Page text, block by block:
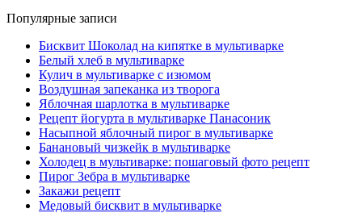
Популярные записи
Бисквит Шоколад на кипятке в мультиварке
Белый хлеб в мультиварке
Кулич в мультиварке с изюмом
Воздушная запеканка из творога
Яблочная шарлотка в мультиварке
Рецепт йогурта в мультиварке Панасоник
Насыпной яблочный пирог в мультиварке
Банановый чизкейк в мультиварке
Холодец в мультиварке: пошаговый фото рецепт
Пирог Зебра в мультиварке
Закажи рецепт
Медовый бисквит в мультиварке